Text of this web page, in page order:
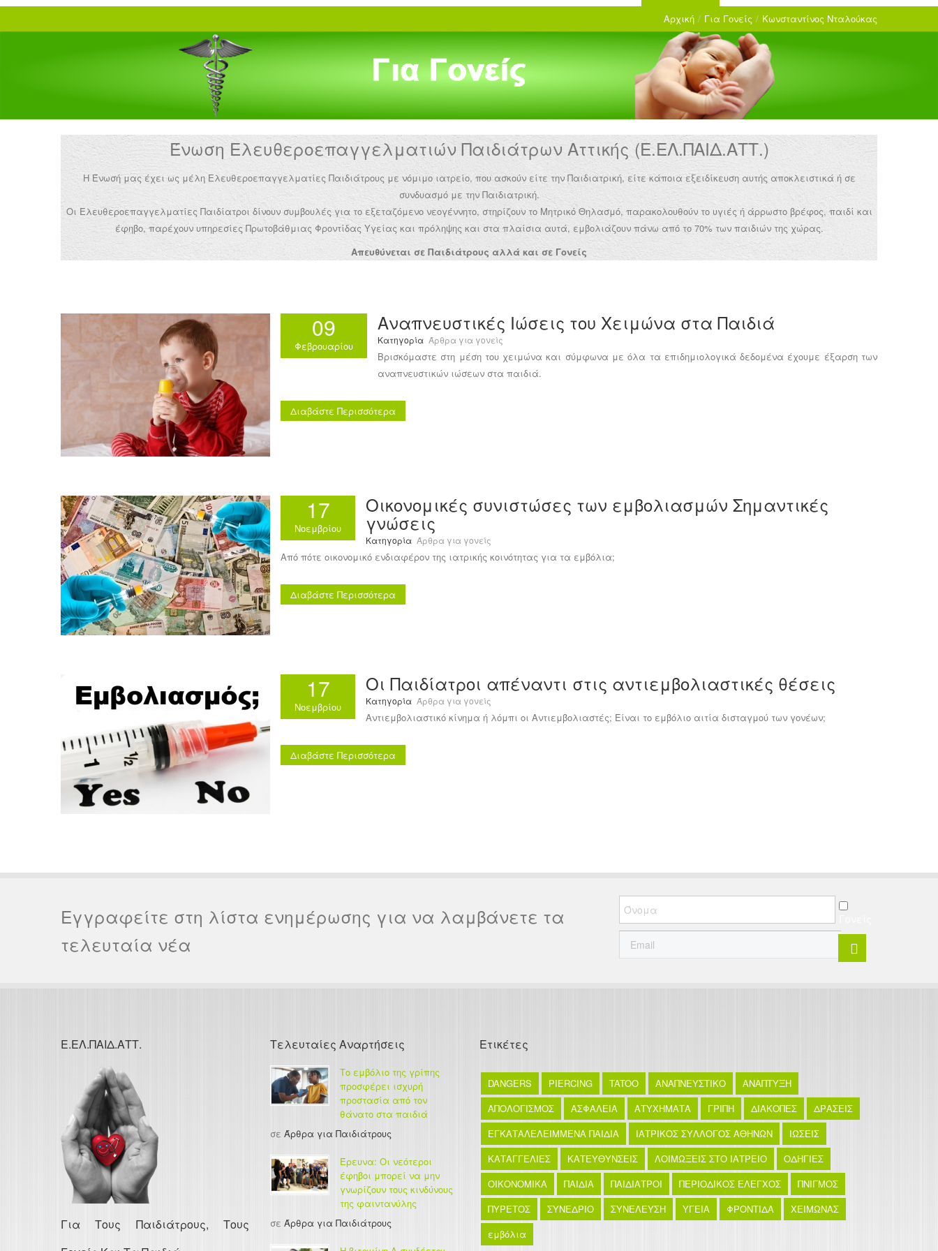
Αρχική / Για Γονείς / Κωνσταντίνος Νταλούκας
Ένωση Ελευθεροεπαγγελματιών Παιδιάτρων Αττικής (Ε.ΕΛ.ΠΑΙΔ.ΑΤΤ.)
Η Ένωσή μας έχει ως μέλη Ελευθεροεπαγγελματίες Παιδιάτρους με νόμιμο ιατρείο, που ασκούν είτε την Παιδιατρική, είτε κάποια εξειδίκευση αυτής αποκλειστικά ή σε
συνδυασμό με την Παιδιατρική.
Οι Ελευθεροεπαγγελματίες Παιδίατροι δίνουν συμβουλές για το εξεταζόμενο νεογέννητο, στηρίζουν το Μητρικό Θηλασμό, παρακολουθούν το υγιές ή άρρωστο βρέφος, παιδί και
έφηβο, παρέχουν υπηρεσίες Πρωτοβάθμιας Φροντίδας Υγείας και πρόληψης και στα πλαίσια αυτά, εμβολιάζουν πάνω από το 70% των παιδιών της χώρας.
Απευθύνεται σε Παιδιάτρους αλλά και σε Γονείς
09
Φεβρουαρίου
Αναπνευστικές Ιώσεις του Χειμώνα στα Παιδιά
Κατηγορία Άρθρα για γονείς
Βρισκόμαστε στη μέση του χειμώνα και σύμφωνα με όλα τα επιδημιολογικά δεδομένα έχουμε έξαρση των
αναπνευστικών ιώσεων στα παιδιά.
Διαβάστε Περισσότερα
17
Νοεμβρίου
Οικονομικές συνιστώσες των εμβολιασμών Σημαντικές
γνώσεις
Κατηγορία Άρθρα για γονείς
Από πότε οικονομικό ενδιαφέρον της ιατρικής κοινότητας για τα εμβόλια;
Διαβάστε Περισσότερα
17
Νοεμβρίου
Οι Παιδίατροι απέναντι στις αντιεμβολιαστικές θέσεις
Κατηγορία Άρθρα για γονείς
Αντιεμβολιαστικό κίνημα ή λόμπι οι Αντιεμβολιαστές; Είναι το εμβόλιο αιτία δισταγμού των γονέων;
Διαβάστε Περισσότερα
Εγγραφείτε στη λίστα ενημέρωσης για να λαμβάνετε τα
τελευταία νέα
Ε.ΕΛ.ΠΑΙΔ.ΑΤΤ.
Για Τους Παιδιάτρους, Τους
Τελευταίες Αναρτήσεις
Το εμβόλιο της γρίπης
προσφέρει ισχυρή
προστασία από τον
θάνατο στα παιδιά
σε Άρθρα για Παιδιάτρους
Έρευνα: Οι νεότεροι
έφηβοι μπορεί να μην
γνωρίζουν τους κινδύνους
της φαιντανύλης
σε Άρθρα για Παιδιάτρους
Ετικέτες
DANGERS PIERCING TATOO ΑΝΑΠΝΕΥΣΤΙΚΟ
ΑΝΑΠΤΥΞΗ
ΑΠΟΛΟΓΙΣΜΟΣ
ΑΣΦΑΛΕΙΑ ΑΤΥΧΗΜΑΤΑ ΓΡΙΠΗ ΔΙΑΚΟΠΕΣ
ΔΡΑΣΕΙΣ
ΕΓΚΑΤΑΛΕΛΕΙΜΜΕΝΑ ΠΑΙΔΙΑ
ΙΑΤΡΙΚΟΣ ΣΥΛΛΟΓΟΣ ΑΘΗΝΩΝ
ΙΩΣΕΙΣ
ΚΑΤΑΓΓΕΛΙΕΣ
ΚΑΤΕΥΘΥΝΣΕΙΣ ΛΟΙΜΩΞΕΙΣ ΣΤΟ ΙΑΤΡΕΙΟ
ΟΔΗΓΙΕΣ
ΟΙΚΟΝΟΜΙΚΑ
ΠΑΙΔΙΑ ΠΑΙΔΙΑΤΡΟΙ ΠΕΡΙΟΔΙΚΟΣ ΕΛΕΓΧΟΣ
ΠΝΙΓΜΟΣ
ΠΥΡΕΤΟΣ
ΣΥΝΕΔΡΙΟ ΣΥΝΕΛΕΥΣΗ ΥΓΕΙΑ ΦΡΟΝΤΙΔΑ
ΧΕΙΜΩΝΑΣ
εμβόλια